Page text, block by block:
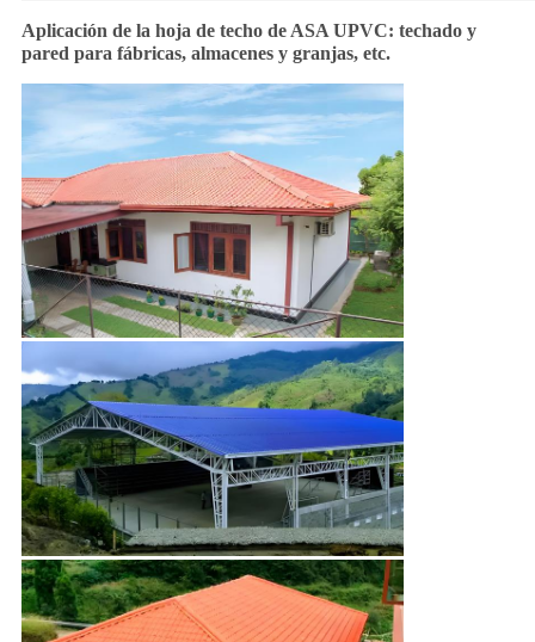
Aplicación de la hoja de techo de ASA UPVC: techado y
pared para fábricas, almacenes y granjas, etc.